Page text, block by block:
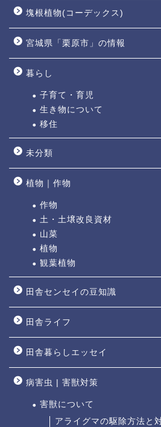
塊根植物(コーデックス)
宮城県「栗原市」の情報
暮らし
子育て・育児
生き物について
移住
未分類
植物｜作物
作物
土・土壌改良資材
山菜
植物
観葉植物
田舎センセイの豆知識
田舎ライフ
田舎暮らしエッセイ
病害虫 | 害獣対策
害獣について
アライグマの駆除方法と